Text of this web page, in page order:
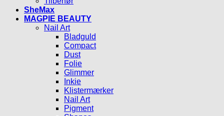
SheMax
MAGPIE BEAUTY
Nail Art
Bladguld
Compact
Dust
Folie
Glimmer
Inkie
Klistermærker
Nail Art
Pigment